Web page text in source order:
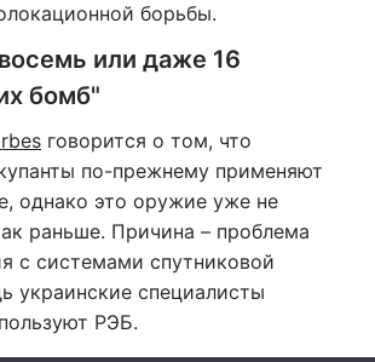
борьбы.
или даже 16
бомб"
говорится о том, что
по-прежнему применяют
однако это оружие уже не
раньше. Причина – проблема
с системами спутниковой
украинские специалисты
РЭБ.